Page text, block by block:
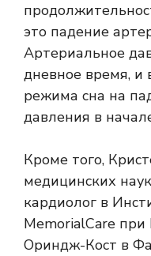
это падение
Артериальное
дневное время, и
режима сна на
давления в
Кроме того,
медицинских
кардиолог в
MemorialCare
Ориндж-Кост в